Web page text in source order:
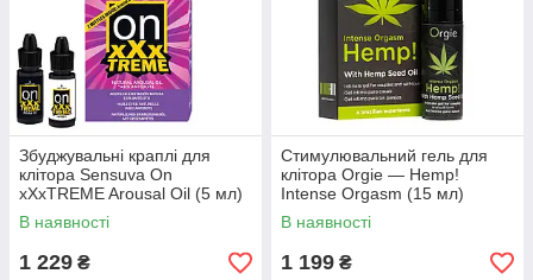
Збуджувальні краплі для
клітора Sensuva On
xXxTREME Arousal Oil (5 мл)
with Antidote (5 мл)
В наявності
1 229 ₴
Стимулювальний гель для
клітора Orgie — Hemp!
Intense Orgasm (15 мл)
В наявності
1 199 ₴